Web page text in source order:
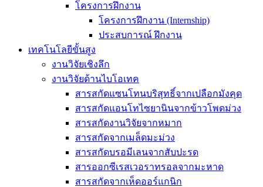
โครงการฝึกงาน
โครงการฝึกงาน (Internship)
ประสบการณ์ ฝึกงาน
เทคโนโลยีขั้นสูง
งานวิจัยเชิงลึก
งานวิจัยด้านไบโอเทค
สารสกัดแซนโทนบริสุทธิ์จากเปลือกมังคุด
สารสกัดแอนโทไซยานินจากข้าวโพดม่วง
สารสกัดงานวิจัยจากหมาก
สารสกัดจากเมล็ดมะม่วง
สารสกัดบรอมีเลนจากสับปะรด
สารออกซีเรสเวอราทรอลจากมะหาด
สารสกัดจากเห็ดออร์แกนิก